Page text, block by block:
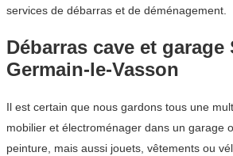
services de débarras et de déménagement.
Débarras cave et garage
Germain-le-Vasson
Il est certain que nous gardons tous une
mobilier et électroménager dans un garage
peinture, mais aussi jouets, vêtements ou